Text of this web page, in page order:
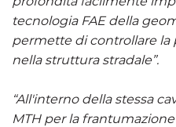
tecnologia FAE della
permette di controllare la
nella struttura stradale”.
“All'interno della stessa
MTH per la